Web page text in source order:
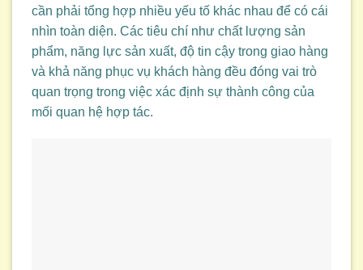
cần phải tổng hợp nhiều yếu tố khác nhau để có cái
nhìn toàn diện. Các tiêu chí như chất lượng sản
phẩm, năng lực sản xuất, độ tin cậy trong giao hàng
và khả năng phục vụ khách hàng đều đóng vai trò
quan trọng trong việc xác định sự thành công của
mối quan hệ hợp tác.